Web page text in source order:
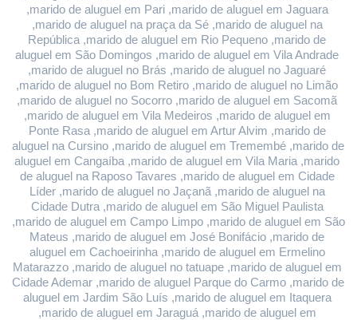
,marido de aluguel em Pari ,marido de aluguel em Jaguara
,marido de aluguel na praça da Sé ,marido de aluguel na
República ,marido de aluguel em Rio Pequeno ,marido de
aluguel em São Domingos ,marido de aluguel em Vila Andrade
,marido de aluguel no Brás ,marido de aluguel no Jaguaré
,marido de aluguel no Bom Retiro ,marido de aluguel no Limão
,marido de aluguel no Socorro ,marido de aluguel em Sacomã
,marido de aluguel em Vila Medeiros ,marido de aluguel em
Ponte Rasa ,marido de aluguel em Artur Alvim ,marido de
aluguel na Cursino ,marido de aluguel em Tremembé ,marido de
aluguel em Cangaíba ,marido de aluguel em Vila Maria ,marido
de aluguel na Raposo Tavares ,marido de aluguel em Cidade
Líder ,marido de aluguel no Jaçanã ,marido de aluguel na
Cidade Dutra ,marido de aluguel em São Miguel Paulista
,marido de aluguel em Campo Limpo ,marido de aluguel em São
Mateus ,marido de aluguel em José Bonifácio ,marido de
aluguel em Cachoeirinha ,marido de aluguel em Ermelino
Matarazzo ,marido de aluguel no tatuape ,marido de aluguel em
Cidade Ademar ,marido de aluguel Parque do Carmo ,marido de
aluguel em Jardim São Luís ,marido de aluguel em Itaquera
,marido de aluguel em Jaraguá ,marido de aluguel em